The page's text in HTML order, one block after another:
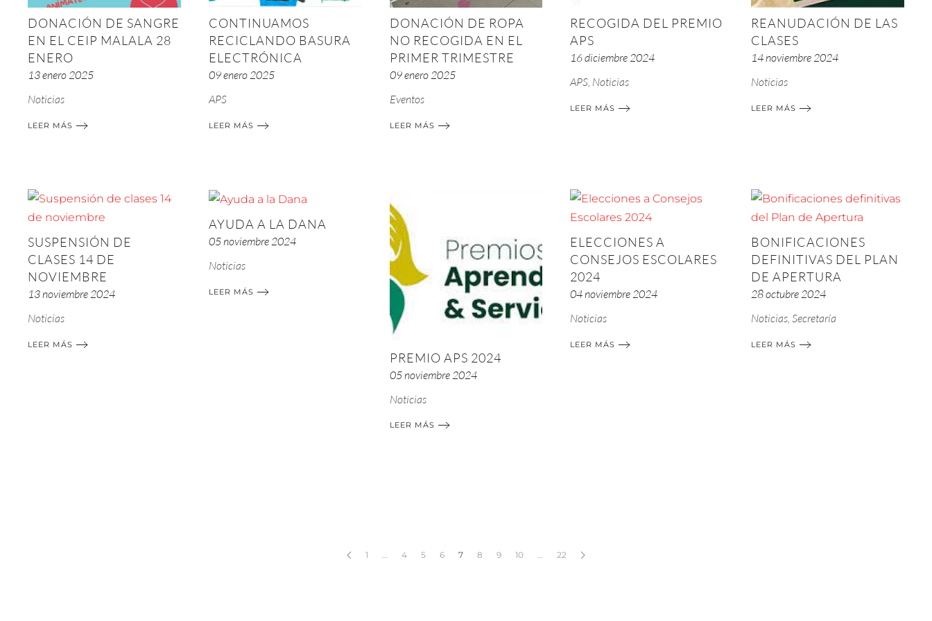
DONACIÓN DE SANGRE
EN EL CEIP MALALA 28
ENERO
13 enero 2025
Noticias
LEER MÁS
CONTINUAMOS
RECICLANDO BASURA
ELECTRÓNICA
09 enero 2025
APS
LEER MÁS
DONACIÓN DE ROPA
NO RECOGIDA EN EL
PRIMER TRIMESTRE
09 enero 2025
Eventos
LEER MÁS
RECOGIDA DEL PREMIO
APS
16 diciembre 2024
APS Noticias
LEER MÁS
REANUDACIÓN DE LAS
CLASES
14 noviembre 2024
Noticias
LEER MÁS
SUSPENSIÓN DE
CLASES 14 DE
NOVIEMBRE
13 noviembre 2024
Noticias
LEER MÁS
AYUDA A LA DANA
05 noviembre 2024
Noticias
LEER MÁS
PREMIO APS 2024
05 noviembre 2024
Noticias
LEER MÁS
ELECCIONES A
CONSEJOS ESCOLARES
2024
04 noviembre 2024
Noticias
LEER MÁS
BONIFICACIONES
DEFINITIVAS DEL PLAN
DE APERTURA
28 octubre 2024
Noticias ,Secretaría
LEER MÁS
1 4 5 6 7 8 9 10 22